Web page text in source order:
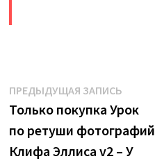
Навигация
по
записям
ПРЕДЫДУЩАЯ ЗАПИСЬ
запись:
Только покупка Урок
по ретуши фотографий
Клифа Эллиса v2 – У